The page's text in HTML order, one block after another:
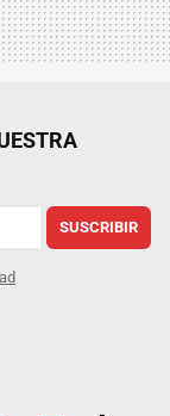
SUSCRIBIR